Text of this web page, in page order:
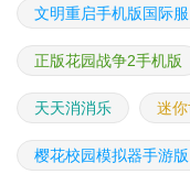
文明重启手机版国际服
正版花园战争2手机版
天天消消乐 迷
樱花校园模拟器手游版